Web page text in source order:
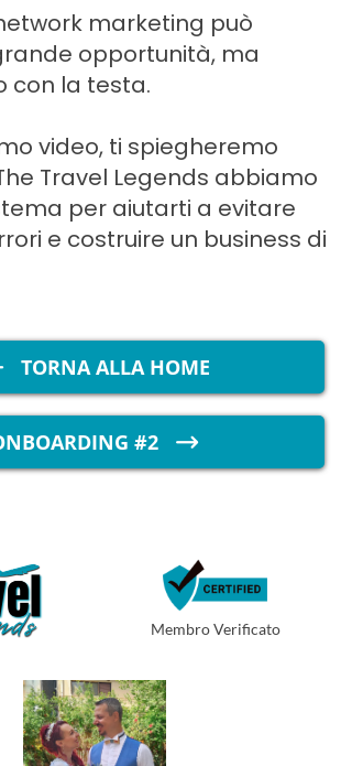
marketing può
opportunità, ma
con la testa.
video, ti spiegheremo
Travel Legends abbiamo
per aiutarti a evitare
e costruire un business di
TORNA ALLA HOME
#2
Membro Verificato